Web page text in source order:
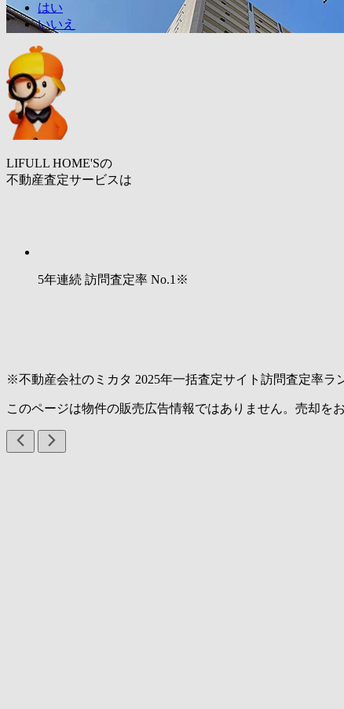
はい
いいえ
LIFULL HOME'Sの
不動産査定サービスは
5年連続 訪問査定率 No.1 ※
※不動産会社のミカタ 2025年一括査定サイト訪問査定率ラ
このページは物件の販売広告情報ではありません。売却を